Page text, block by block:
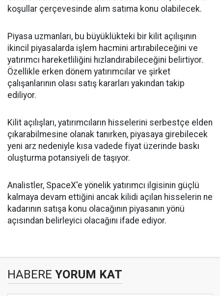
koşullar çerçevesinde alım satıma konu olabilecek.
Piyasa uzmanları, bu büyüklükteki bir kilit açılışının
ikincil piyasalarda işlem hacmini artırabileceğini ve
yatırımcı hareketliliğini hızlandırabileceğini belirtiyor.
Özellikle erken dönem yatırımcılar ve şirket
çalışanlarının olası satış kararları yakından takip
ediliyor.
Kilit açılışları, yatırımcıların hisselerini serbestçe elden
çıkarabilmesine olanak tanırken, piyasaya girebilecek
yeni arz nedeniyle kısa vadede fiyat üzerinde baskı
oluşturma potansiyeli de taşıyor.
Analistler, SpaceX'e yönelik yatırımcı ilgisinin güçlü
kalmaya devam ettiğini ancak kilidi açılan hisselerin ne
kadarının satışa konu olacağının piyasanın yönü
açısından belirleyici olacağını ifade ediyor.
HABERE YORUM KAT